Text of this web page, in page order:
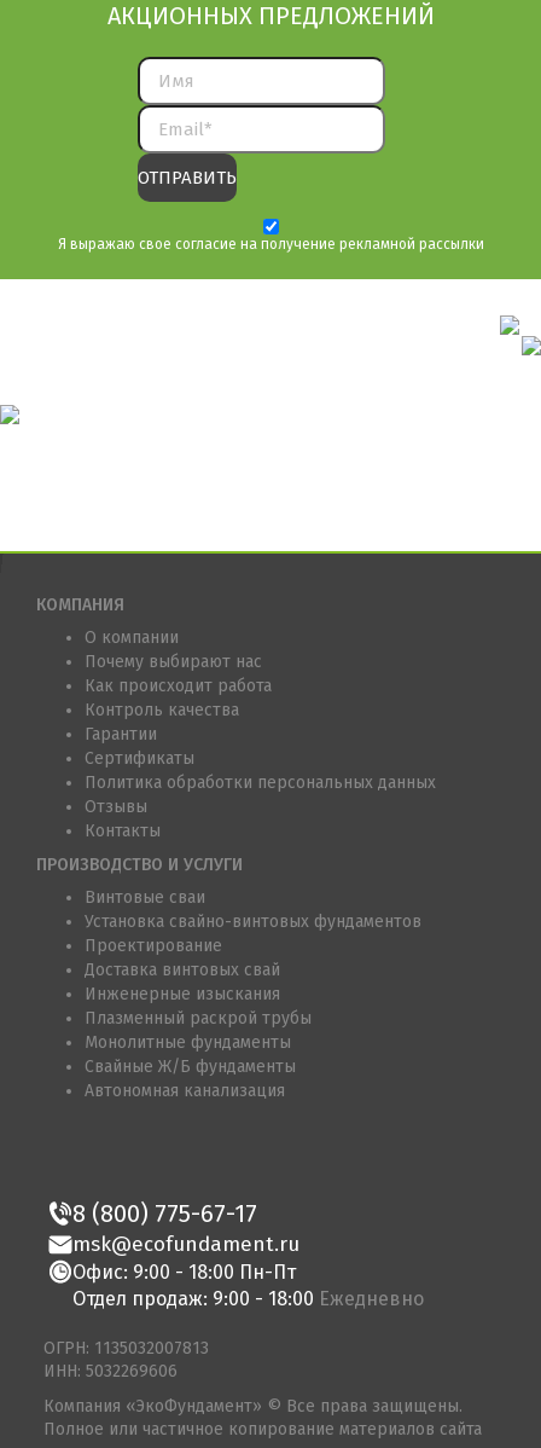
АКЦИОННЫХ ПРЕДЛОЖЕНИЙ
Я выражаю свое согласие на получение рекламной рассылки
КОМПАНИЯ
О компании
Почему выбирают нас
Как происходит работа
Контроль качества
Гарантии
Сертификаты
Политика обработки персональных данных
Отзывы
Контакты
ПРОИЗВОДСТВО И УСЛУГИ
Винтовые сваи
Установка свайно-винтовых фундаментов
Проектирование
Доставка винтовых свай
Инженерные изыскания
Плазменный раскрой трубы
Монолитные фундаменты
Свайные Ж/Б фундаменты
Автономная канализация
8 (800) 775-67-17
msk@ecofundament.ru
Офис: 9:00 - 18:00 Пн-Пт
Отдел продаж: 9:00 - 18:00 Ежедневно
ОГРН: 1135032007813
ИНН: 5032269606
Компания «ЭкоФундамент» © Все права защищены.
Полное или частичное копирование материалов сайта